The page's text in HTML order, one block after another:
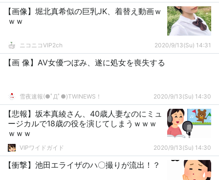
【画像】堀北真希似の巨乳JK、着替え動画ｗ
ｗｗ
ニコニコVIP2ch 2020/9/13(Su) 14:31
【画 像】AV女優つぼみ、遂に処女を喪失する
雪夜速報(●ﾟДﾟ●)TWINEWS！ 2020/9/13(Su) 14:30
【悲報】坂本真綾さん、40歳人妻なのにミュ
ージカルで18歳の役を演じてしまうｗｗｗ
ｗｗｗ
VIPワイドガイド 2020/9/13(Su) 14:30
【衝撃】池田エライザのハ〇撮りが流出！？